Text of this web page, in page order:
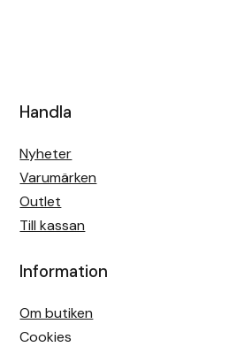
Handla
Nyheter
Varumärken
Outlet
Till kassan
Information
Om butiken
Cookies